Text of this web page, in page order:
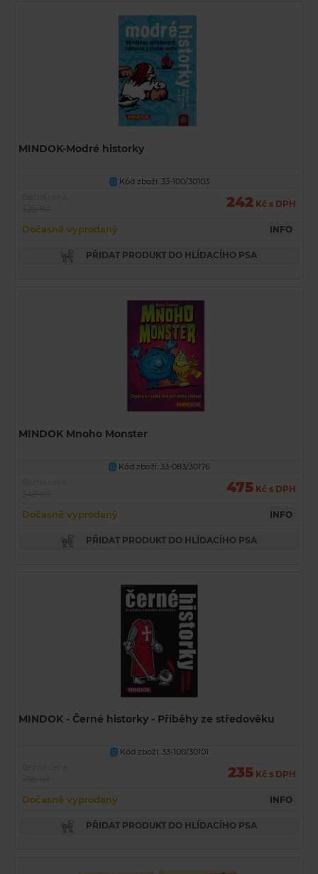
MINDOK-Modré historky
U Kód zboží: 33-100/30103
242 Kč s DPH
Dočasně vyprodaný INFO
PŘIDAT PRODUKT DO HLÍDACÍHO PSA
MINDOK Mnoho Monster
U Kód zboží: 33-083/30176
475 Kč s DPH
Dočasně vyprodaný INFO
PŘIDAT PRODUKT DO HLÍDACÍHO PSA
MINDOK - Černé historky - Příběhy ze středověku
U Kód zboží: 33-100/30101
235 Kč s DPH
Dočasně vyprodaný INFO
PŘIDAT PRODUKT DO HLÍDACÍHO PSA